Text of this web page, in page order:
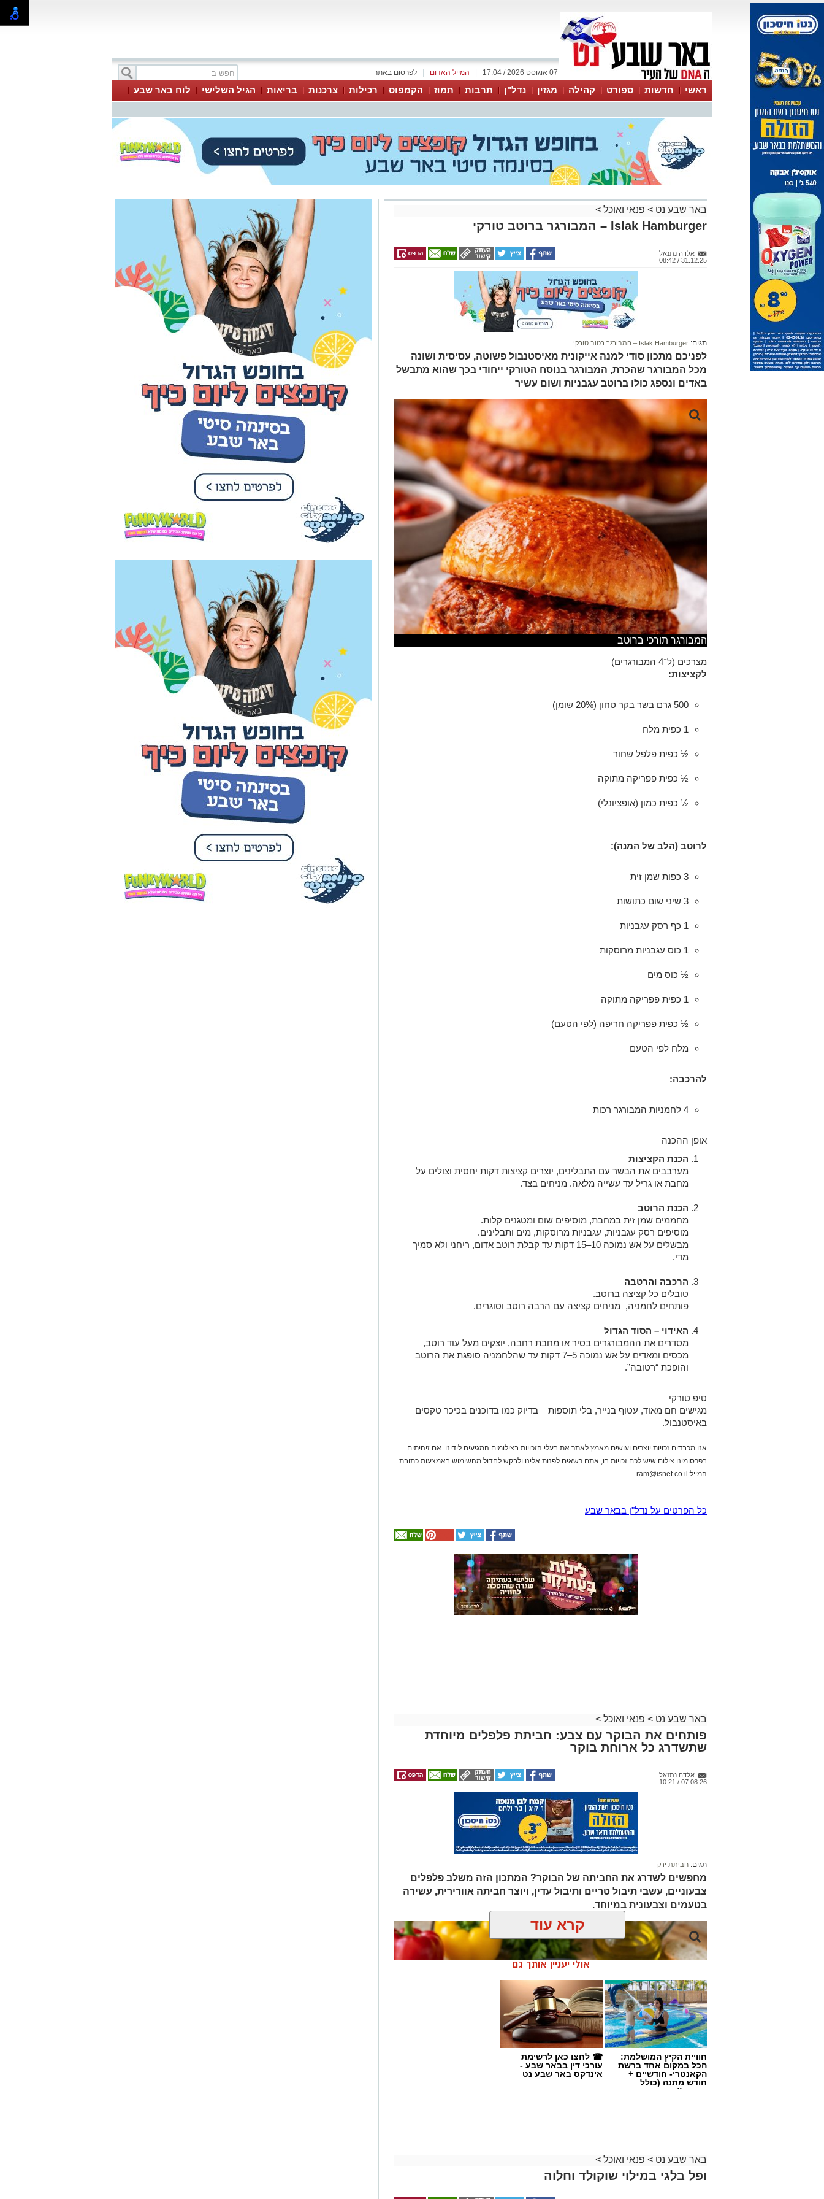
לפרסום באתר המייל האדום 07 אוגוסט 2026 / 17:04
ראשי חדשות ספורט קהילה מגזין נדל"ן תרבות תמוז הקמפוס רכילות צרכנות בריאות הגיל השלישי
לוח באר שבע
באר שבע נט > פנאי ואוכל >
Islak Hamburger – המבורגר ברוטב טורקי
אלדה נתנאל
31.12.25 / 08:42
תגים: Islak Hamburger – המבורגר רטוב טורקי
לפניכם מתכון סודי למנה אייקונית מאיסטנבול פשוטה, עסיסית ושונה
מכל המבורגר שהכרת, המבורגר בנוסח הטורקי ייחודי בכך שהוא מתבשל
באדים ונספג כולו ברוטב עגבניות ושום עשיר
המבורגר תורכי ברוטב
מצרכים (ל־4 המבורגרים)
לקציצות:
500 גרם בשר בקר טחון (20% שומן)
1 כפית מלח
½ כפית פלפל שחור
½ כפית פפריקה מתוקה
½ כפית כמון (אופציונלי)
לרוטב (הלב של המנה):
3 כפות שמן זית
3 שיני שום כתושות
1 כף רסק עגבניות
1 כוס עגבניות מרוסקות
½ כוס מים
1 כפית פפריקה מתוקה
½ כפית פפריקה חריפה (לפי הטעם)
מלח לפי הטעם
להרכבה:
4 לחמניות המבורגר רכות
אופן ההכנה
הכנת הקציצות
מערבבים את הבשר עם התבלינים, יוצרים קציצות דקות יחסית וצולים על
מחבת או גריל עד עשייה מלאה. מניחים בצד.
הכנת הרוטב
מחממים שמן זית במחבת, מוסיפים שום ומטגנים קלות.
מוסיפים רסק עגבניות, עגבניות מרוסקות, מים ותבלינים.
מבשלים על אש נמוכה 10–15 דקות עד קבלת רוטב אדום, ריחני ולא סמיך
מדי.
הרכבה והרטבה
טובלים כל קציצה ברוטב.
פותחים לחמניה, מניחים קציצה עם הרבה רוטב וסוגרים.
האידוי – הסוד הגדול
מסדרים את ההמבורגרים בסיר או מחבת רחבה, יוצקים מעל עוד רוטב,
מכסים ומאדים על אש נמוכה 5–7 דקות עד שהלחמניה סופגת את הרוטב
והופכת “רטובה”.
טיפ טורקי
מגישים חם מאוד, עטוף בנייר, בלי תוספות – בדיוק כמו בדוכנים בכיכר טקסים
באיסטנבול.
אנו מכבדים זכויות יוצרים ועושים מאמץ לאתר את בעלי הזכויות בצילומים המגיעים לידינו. אם זיהיתים
בפרסומינו צילום שיש לכם זכויות בו, אתם רשאים לפנות אלינו ולבקש לחדול מהשימוש באמצעות כתובת
המייל:ram@isnet.co.il
כל הפרטים על נדל"ן בבאר שבע
באר שבע נט > פנאי ואוכל >
פותחים את הבוקר עם צבע: חביתת פלפלים מיוחדת
שתשדרג כל ארוחת בוקר
אלדה נתנאל
07.08.26 / 10:21
תגים: חביתת ירק
מחפשים לשדרג את החביתה של הבוקר? המתכון הזה משלב פלפלים
צבעוניים, עשבי תיבול טריים ותיבול עדין, ויוצר חביתה אוורירית, עשירה
בטעמים וצבעונית במיוחד.
ai
מצרכים (ל-2 מנות)
קרא עוד
אולי יעניין אותך גם
חוויית הקיץ המושלמת:
הכל במקום אחד ברשת
הקאנטרי- חודשיים +
חודש מתנה (כולל
החגים!)
☎ לחצו כאן לרשימת
עורכי דין בבאר שבע -
אינדקס באר שבע נט
באר שבע נט > פנאי ואוכל >
ופל בלגי במילוי שוקולד וחלוה